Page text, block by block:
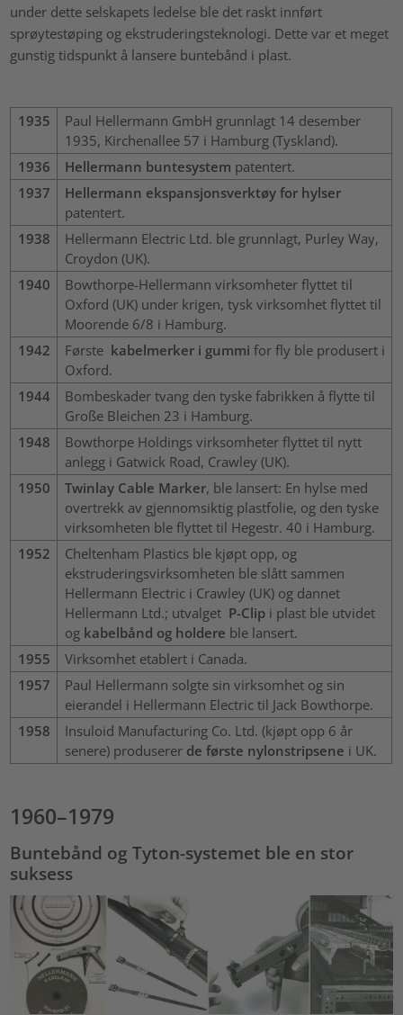
under dette selskapets ledelse ble det raskt innført
sprøytestøping og ekstruderingsteknologi. Dette var et meget
gunstig tidspunkt å lansere buntebånd i plast.
1935
Paul Hellermann GmbH grunnlagt 14 desember
1935, Kirchenallee 57 i Hamburg (Tyskland).
1936
Hellermann buntesystem patentert.
1937
Hellermann ekspansjonsverktøy for hylser
patentert.
1938
Hellermann Electric Ltd. ble grunnlagt, Purley Way,
Croydon (UK).
1940
Bowthorpe-Hellermann virksomheter flyttet til
Oxford (UK) under krigen, tysk virksomhet flyttet til
Moorende 6/8 i Hamburg.
1942
Første kabelmerker i gummi for fly ble produsert i
Oxford.
1944
Bombeskader tvang den tyske fabrikken å flytte til
Große Bleichen 23 i Hamburg.
1948
Bowthorpe Holdings virksomheter flyttet til nytt
anlegg i Gatwick Road, Crawley (UK).
1950
TwinlayCable Marker, ble lansert: En hylse med
overtrekk av gjennomsiktig plastfolie, og den tyske
virksomheten ble flyttet til Hegestr. 40 i Hamburg.
1952
Cheltenham Plastics ble kjøpt opp, og
ekstruderingsvirksomheten ble slått sammen
Hellermann Electric i Crawley (UK) og dannet
Hellermann Ltd.; utvalget P-Clipi plast ble utvidet
og kabelbånd og holdere ble lansert.
1955
Virksomhet etablert i Canada.
1957
Paul Hellermann solgte sin virksomhet og sin
eierandel i Hellermann Electric til Jack Bowthorpe.
1958
Insuloid Manufacturing Co. Ltd. (kjøpt opp 6 år
senere) produsererde første nylonstripsene i UK.
1960–1979
Buntebånd og Tyton-systemet ble en stor
suksess